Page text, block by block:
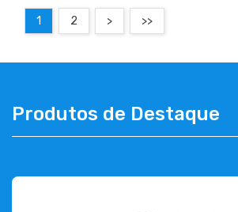
1 2 > >>
Produtos de Destaque